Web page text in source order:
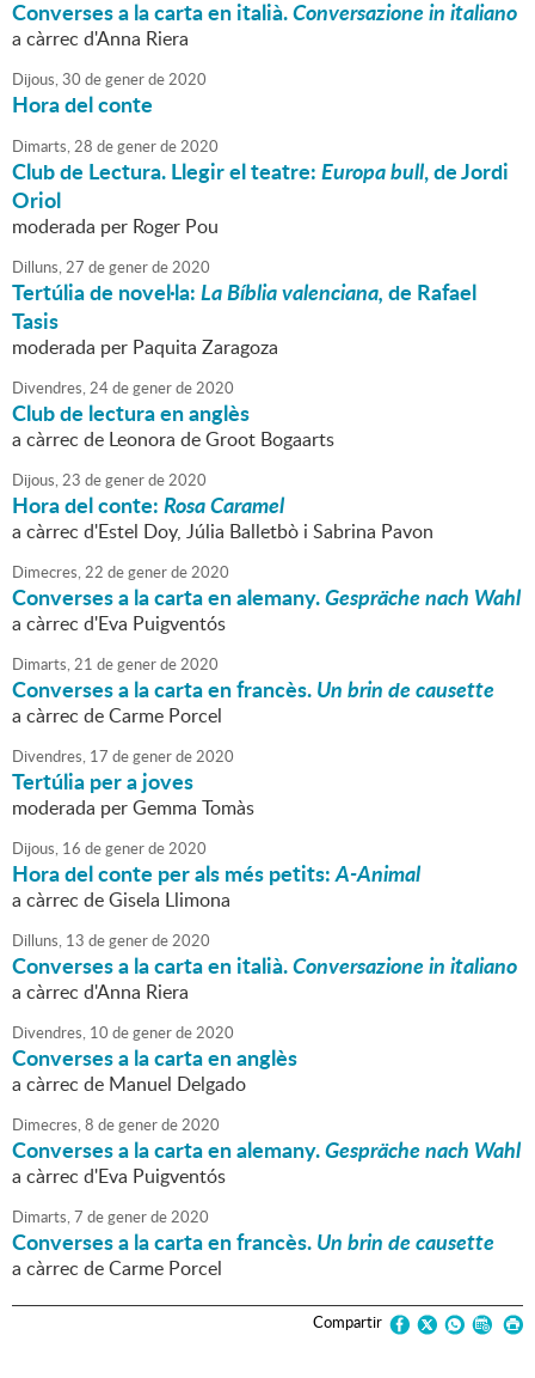
Converses a la carta en italià.Conversazione in italiano
a càrrec d'Anna Riera
Dijous,30 degenerde2020
Hora del conte
Dimarts,28 degenerde2020
Club de Lectura. Llegir el teatre:Europa bull, de Jordi
Oriol
moderada per Roger Pou
Dilluns,27 degenerde2020
Tertúlia de novel·la:La Bíblia valenciana,de Rafael
Tasis
moderada per Paquita Zaragoza
Divendres,24degenerde2020
Club de lectura en anglès
a càrrec de Leonora de Groot Bogaarts
Dijous,23 degenerde2020
Hora del conte:Rosa Caramel
a càrrec d'Estel Doy, Júlia Balletbò i Sabrina Pavon
Dimecres,22 degenerde2020
Converses a la carta en alemany.Gespräche nach Wahl
a càrrec d'Eva Puigventós
Dimarts,21 degenerde2020
Converses a la carta en francès.Un brin de causette
a càrrec de Carme Porcel
Divendres, 17 degenerde2020
Tertúlia per a joves
moderada per Gemma Tomàs
Dijous, 16 degenerde2020
Hora del conte per als més petits:A-Animal
a càrrec de Gisela Llimona
Dilluns, 13 degenerde2020
Converses a la carta en italià.Conversazione in italiano
a càrrec d'Anna Riera
Divendres, 10 degenerde2020
Converses a la carta en anglès
a càrrec de Manuel Delgado
Dimecres,8 degenerde2020
Converses a la carta en alemany.Gespräche nach Wahl
a càrrec d'Eva Puigventós
Dimarts,7 degenerde2020
Converses a la carta en francès.Un brin de causette
a càrrec de Carme Porcel
Compartir